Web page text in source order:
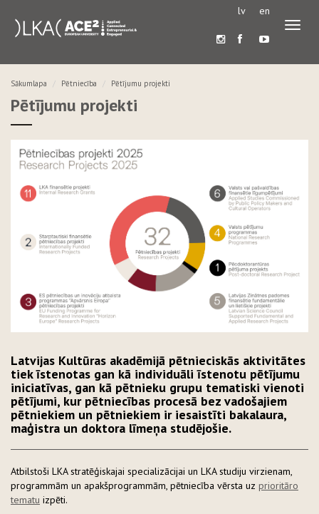
lv en
Sākumlapa Pētniecība Pētījumu projekti
Pētījumu projekti
Latvijas Kultūras akadēmijā pētnieciskās aktivitātes
tiek īstenotas gan kā individuāli īstenotu pētījumu
iniciatīvas, gan kā pētnieku grupu tematiski vienoti
pētījumi, kur pētniecības procesā bez vadošajiem
pētniekiem un pētniekiem ir iesaistīti bakalaura,
maģistra un doktora līmeņa studējošie.
Atbilstoši LKA stratēģiskajai specializācijai un LKA studiju virzienam,
programmām un apakšprogrammām, pētniecība vērsta uz prioritāro
tematu izpēti.